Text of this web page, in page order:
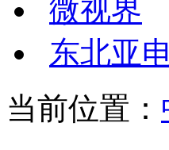
微视界
东北亚
当前位置：